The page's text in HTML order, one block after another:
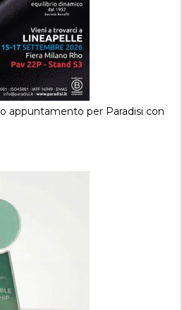
appuntamento per Paradisi con